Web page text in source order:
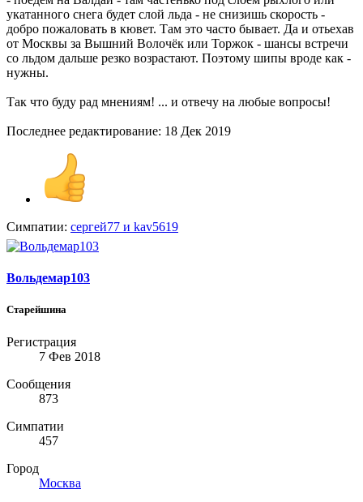
укатанного снега будет слой льда - не снизишь скорость -
добро пожаловать в кювет. Там это часто бывает. Да и отьехав
от Москвы за Вышний Волочёк или Торжок - шансы встречи
со льдом дальше резко возрастают. Поэтому шипы вроде как -
нужны.
Так что буду рад мнениям! ... и отвечу на любые вопросы!
Последнее редактирование: 18 Дек 2019
Симпатии: сергей77 и kav5619
Вольдемар103
Старейшина
Регистрация
7 Фев 2018
Сообщения
873
Симпатии
457
Город
Москва